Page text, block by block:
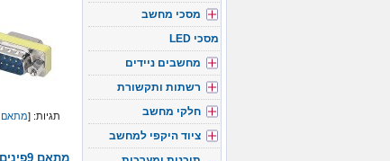
תגיות: [מתאם RS232
מתאם 9פינים נקבה-נקבה
מסכי מחשב
מסכי LED
מחשבים ניידים
רשתות ותקשורת
חלקי מחשב
ציוד היקפי למחשב